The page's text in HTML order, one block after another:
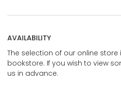
AVAILABILITY
The selection of our online
bookstore. If you wish to view
us in advance.